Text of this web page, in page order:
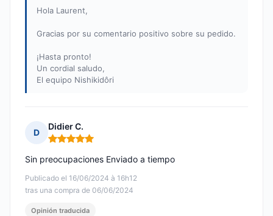
Hola Laurent,
Gracias por su comentario positivo sobre su pedido.
¡Hasta pronto!
Un cordial saludo,
El equipo Nishikidôri
D
Didier C.
Nota: 5 de 5
Publicado el 16/06/2024 à 16h12
tras una compra de 06/06/2024
Sin preocupaciones Enviado a tiempo
Opinión traducida